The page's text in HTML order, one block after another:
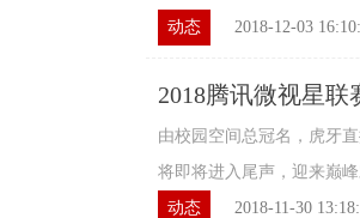
动态
2018-12-03
2018腾讯微视星
由校园空间总冠名，虎牙
将即将进入尾声，迎来巅
动态
2018-11-30